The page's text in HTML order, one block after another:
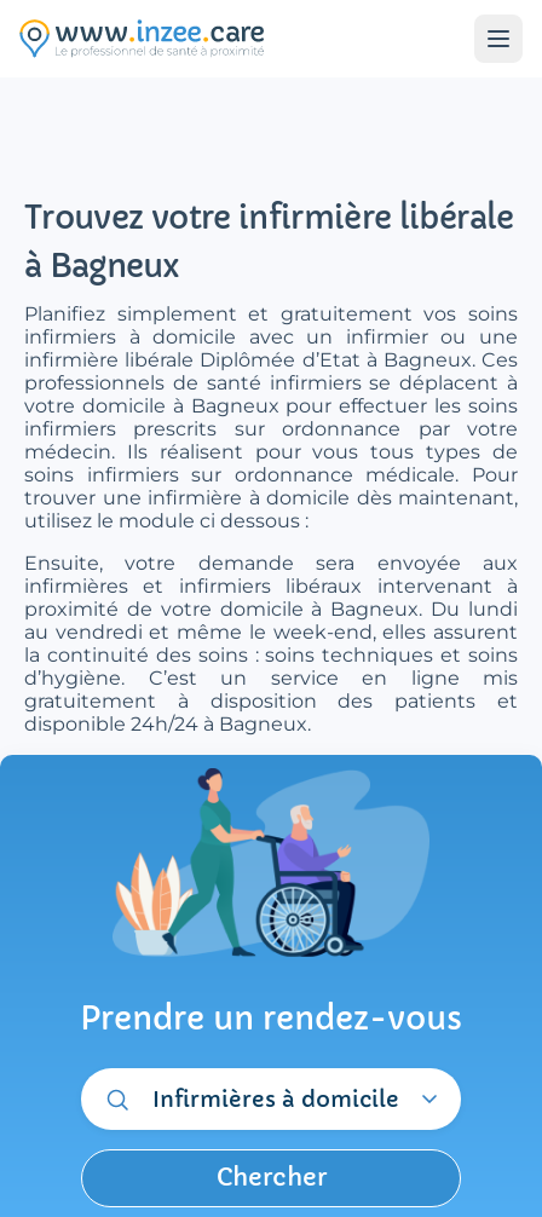
Trouvez votre infirmière libérale
à Bagneux
Planifiez simplement et gratuitement vos soins
infirmiers à domicile avec un infirmier ou une
infirmière libérale Diplômée d’Etat à Bagneux. Ces
professionnels de santé infirmiers se déplacent à
votre domicile à Bagneux pour effectuer les soins
infirmiers prescrits sur ordonnance par votre
médecin. Ils réalisent pour vous tous types de
soins infirmiers sur ordonnance médicale. Pour
trouver une infirmière à domicile dès maintenant,
utilisez le module ci dessous :
Ensuite, votre demande sera envoyée aux
infirmières et infirmiers libéraux intervenant à
proximité de votre domicile à Bagneux. Du lundi
au vendredi et même le week-end, elles assurent
la continuité des soins : soins techniques et soins
d’hygiène. C’est un service en ligne mis
gratuitement à disposition des patients et
disponible 24h/24 à Bagneux.
Prendre un rendez-vous
Infirmières à domicile
Chercher